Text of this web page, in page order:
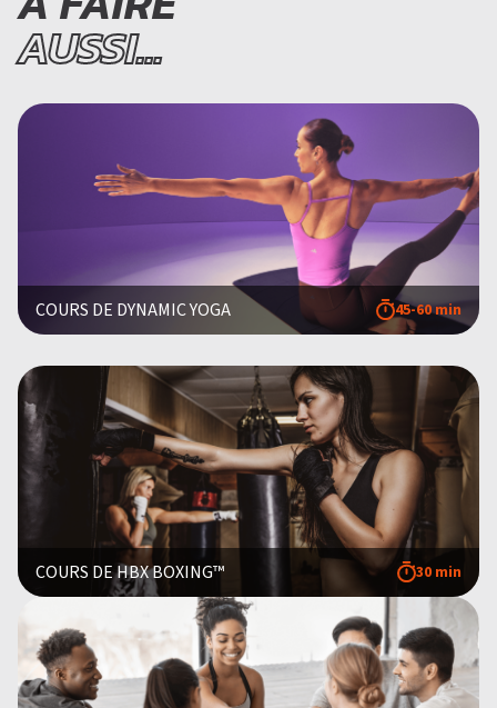
AUSSI...
COURS DE DYNAMIC YOGA 45-60 min
COURS DE HBX BOXING™ 30 min